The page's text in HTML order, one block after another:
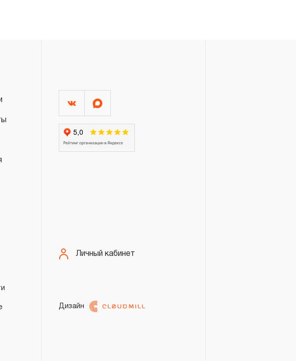
или тяжелых условиях
в гарантийном талоне продавцом
при реализации продукции на
начало гарантийного срока может
ввода инструмента в эксплуатацию, но не
в результате нарушений при его
бесперебойное функционирование
Личный кабинет
Дизайн